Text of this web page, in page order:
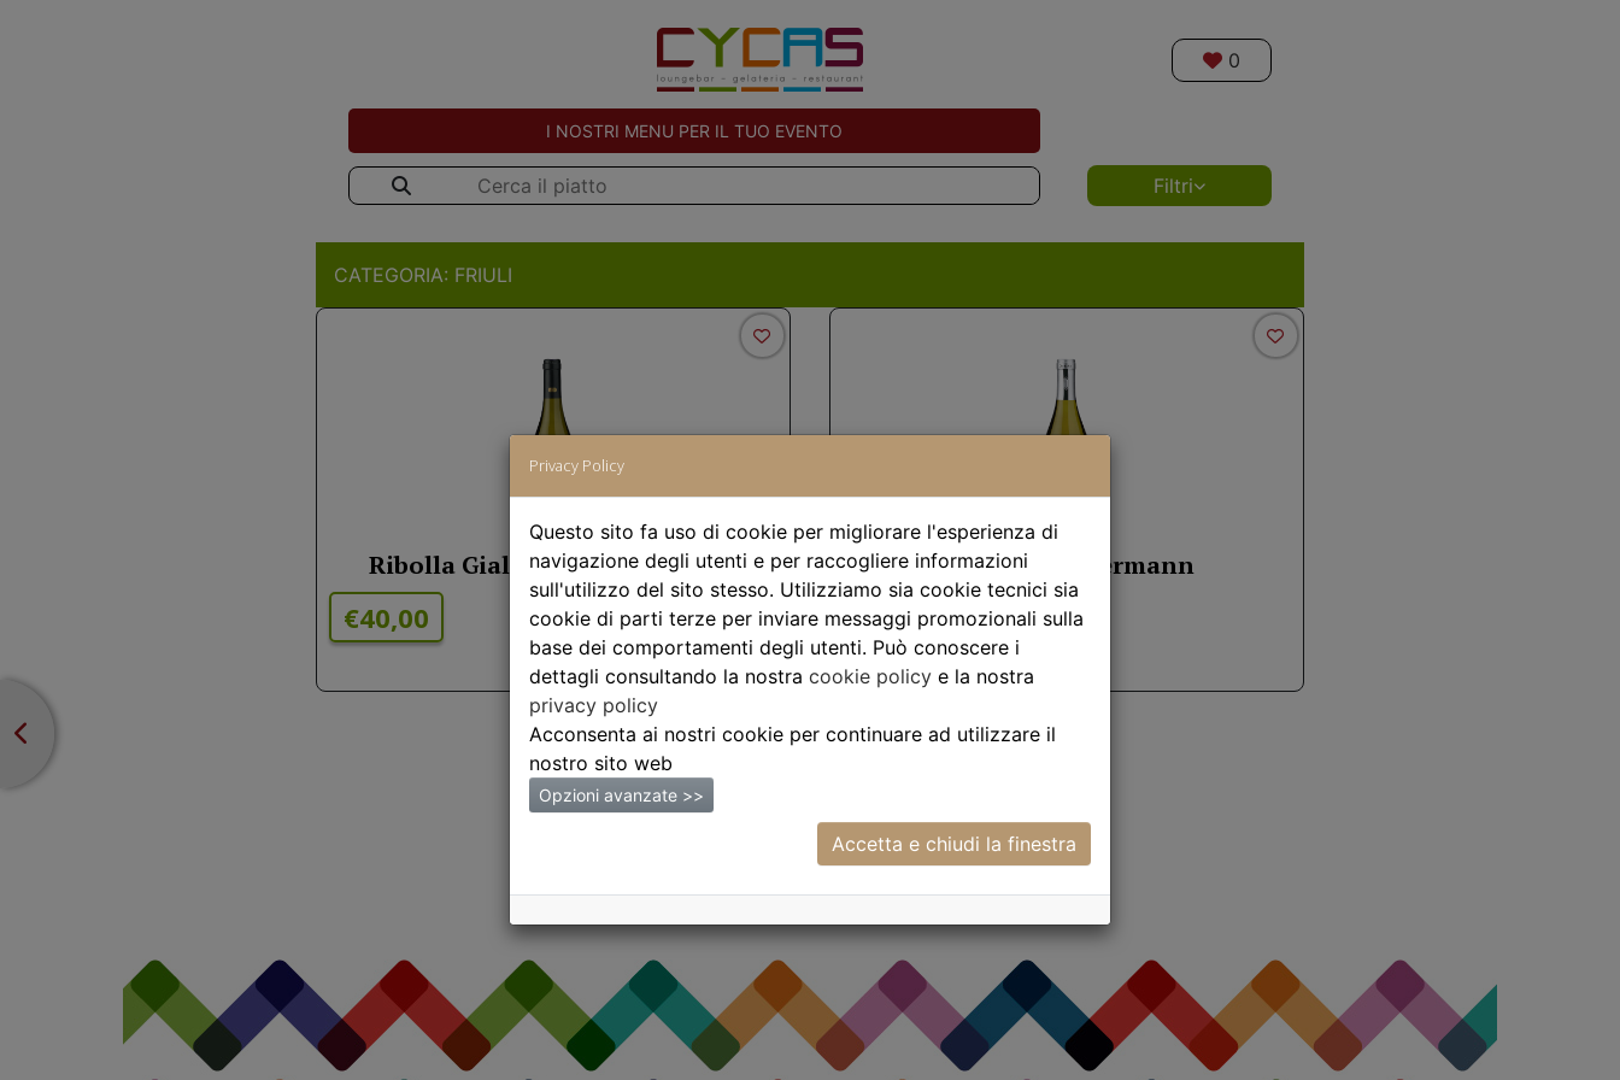
0
I NOSTRI MENU PER IL TUO EVENTO
Filtri
CATEGORIA: FRIULI
Ribolla Gialla Vinnae Jermann
€40,00
Pinot grigio Jermann
€35,00
La nostra cucina
Privacy Policy
Questo sito fa uso di cookie per migliorare l'esperienza di
navigazione degli utenti e per raccogliere informazioni
sull'utilizzo del sito stesso. Utilizziamo sia cookie tecnici sia
cookie di parti terze per inviare messaggi promozionali sulla
base dei comportamenti degli utenti. Può conoscere i
dettagli consultando la nostra cookie policy e la nostra
privacy policy
Acconsenta ai nostri cookie per continuare ad utilizzare il
nostro sito web
Opzioni avanzate >>
Accetta e chiudi la finestra